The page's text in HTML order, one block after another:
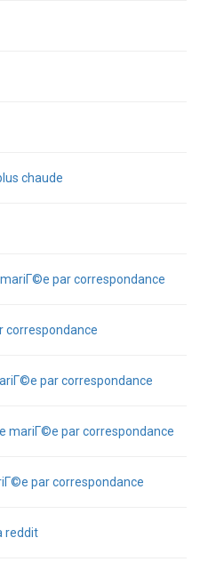
chaude
par correspondance
correspondance
par correspondance
mariГ©e par correspondance
par correspondance
reddit